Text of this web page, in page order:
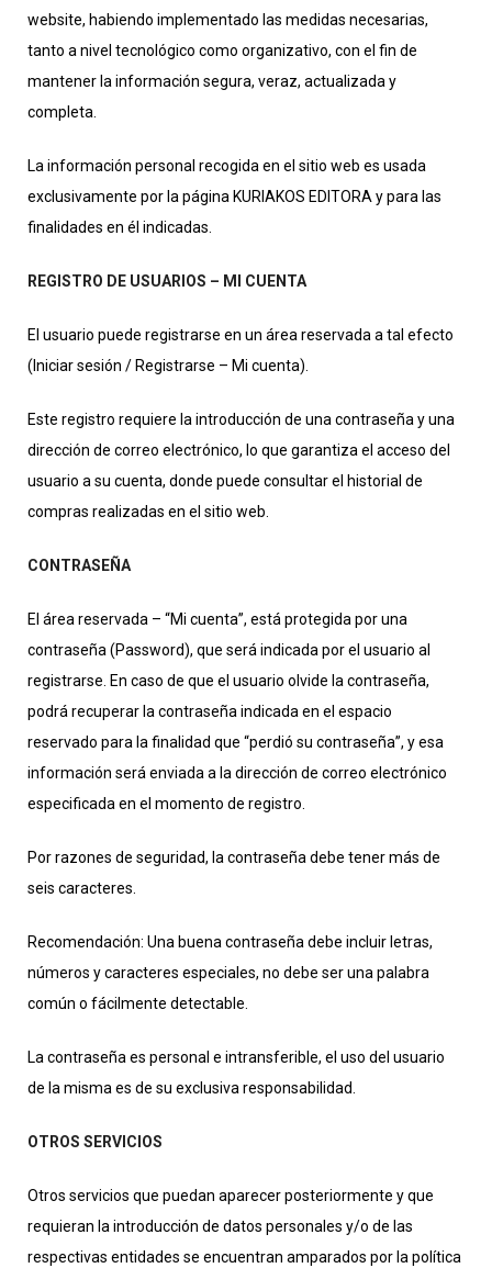
website, habiendo implementado las medidas necesarias,
tanto a nivel tecnológico como organizativo, con el fin de
mantener la información segura, veraz, actualizada y
completa.
La información personal recogida en el sitio web es usada
exclusivamente por la página KURIAKOS EDITORA y para las
finalidades en él indicadas.
REGISTRO DE USUARIOS – MI CUENTA
El usuario puede registrarse en un área reservada a tal efecto
(Iniciar sesión / Registrarse – Mi cuenta).
Este registro requiere la introducción de una contraseña y una
dirección de correo electrónico, lo que garantiza el acceso del
usuario a su cuenta, donde puede consultar el historial de
compras realizadas en el sitio web.
CONTRASEÑA
El área reservada – “Mi cuenta”, está protegida por una
contraseña (Password), que será indicada por el usuario al
registrarse. En caso de que el usuario olvide la contraseña,
podrá recuperar la contraseña indicada en el espacio
reservado para la finalidad que “perdió su contraseña”, y esa
información será enviada a la dirección de correo electrónico
especificada en el momento de registro.
Por razones de seguridad, la contraseña debe tener más de
seis caracteres.
Recomendación: Una buena contraseña debe incluir letras,
números y caracteres especiales, no debe ser una palabra
común o fácilmente detectable.
La contraseña es personal e intransferible, el uso del usuario
de la misma es de su exclusiva responsabilidad.
OTROS SERVICIOS
Otros servicios que puedan aparecer posteriormente y que
requieran la introducción de datos personales y/o de las
respectivas entidades se encuentran amparados por la política